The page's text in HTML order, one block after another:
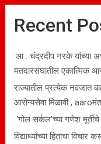
Recent
:आ . चंद्रदीप नरके यांच्या
मतदारसंघातील एकात्मिक
राज्यातील प्रत्येक नवजात
आरोग्यसेवा मिळावी ;
‘गोल सर्कल’च्या गणेश
विद्यार्थ्यांच्या हिताचा